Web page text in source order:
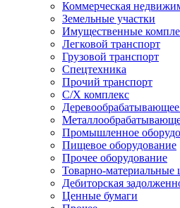
Коммерческая
Земельные участки
Имущественные
Легковой транспорт
Грузовой транспорт
Спецтехника
Прочий транспорт
С/Х комплекс
Промышленное
Пищевое оборудование
Прочее оборудование
Товарно-материальные
Дебиторская
Ценные бумаги